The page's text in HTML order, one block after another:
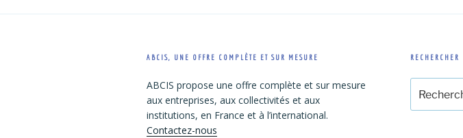
ABCIS, UNE OFFRE COMPLÈTE ET SUR MESURE
ABCIS propose une offre complète et sur mesure
aux entreprises, aux collectivités et aux
institutions, en France et à l’international.
Contactez-nous
RECHERCHER
pour
: